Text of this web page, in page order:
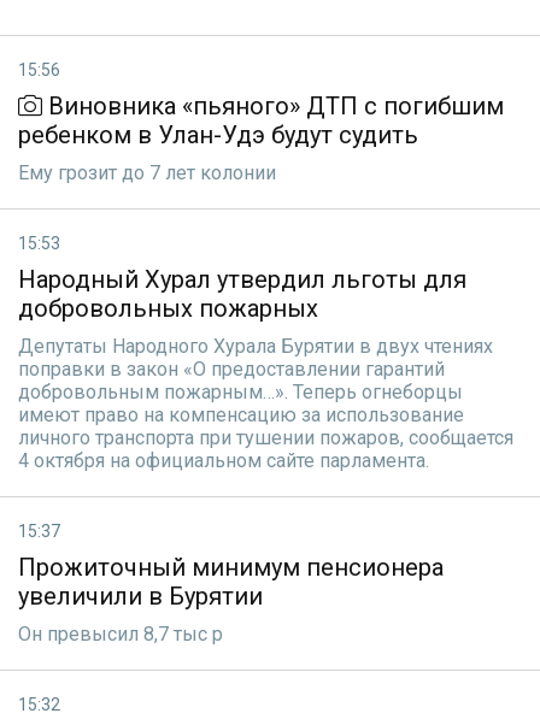
15:56
Виновника «пьяного» ДТП с погибшим
ребенком в Улан-Удэ будут судить
Ему грозит до 7 лет колонии
15:53
Народный Хурал утвердил льготы для
добровольных пожарных
Депутаты Народного Хурала Бурятии в двух чтениях
поправки в закон «О предоставлении гарантий
добровольным пожарным…». Теперь огнеборцы
имеют право на компенсацию за использование
личного транспорта при тушении пожаров, сообщается
4 октября на официальном сайте парламента.
15:37
Прожиточный минимум пенсионера
увеличили в Бурятии
Он превысил 8,7 тыс р
15:32